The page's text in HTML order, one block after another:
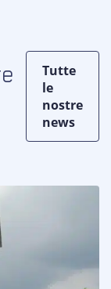
Tutte
le
nostre
news